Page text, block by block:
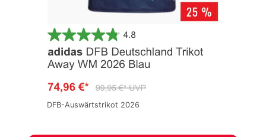
DFB-Auswärtstrikot 2026